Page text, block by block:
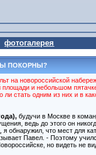
фотогалерея
ПОКОРНЫ?
на новороссийской
и небольшом
стать одним из них и в
будучи в Москве в
ведь до этого он
обнаружил, что мест для
Павел. - Поэтому
но видеть не